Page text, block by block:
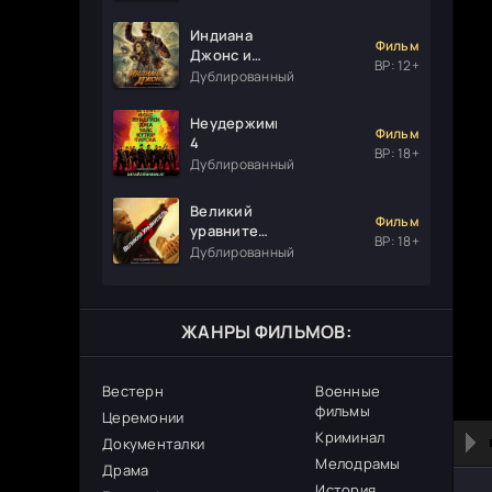
Индиана
Джонс и
колесо
Дублированный
Фильм
ВР: 12+
Неудержимые
4
Дублированный
Фильм
ВР: 18+
Великий
уравнитель
3
Дублированный
Фильм
ВР: 18+
ЖАНРЫ ФИЛЬМОВ:
Вестерн
Церемонии
Документалки
Драма
Военные
фильмы
Криминал
Мелодрамы